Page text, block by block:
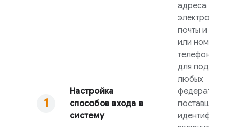
Настройка
способов входа в
систему
адреса
электронной
почты и
или номера
телефона, а
для
любых
поставщиков